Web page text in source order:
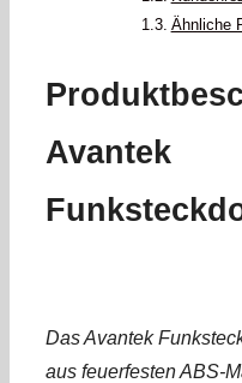
Ähnliche
Avantek
Das Avantek
aus feuerfesten ABS-